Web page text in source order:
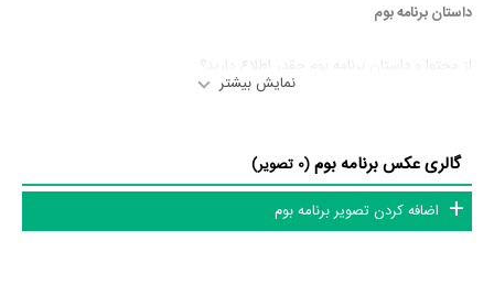
داستان برنامه بوم
از محتوا و داستان برنامه بوم چقدر اطلاع دارید؟
رویدادهای هنری شهر که به چهار شیوه‌ی مستند روایی، پرتره، گزارشی و
آرشیوی مخاطب را با خود همراه کرده و به آن رویداد می‌برد. در هر قسمت
نمایش بیشتر
گالری عکس برنامه بوم(0 تصویر)
اضافه کردن تصویر برنامه بوم